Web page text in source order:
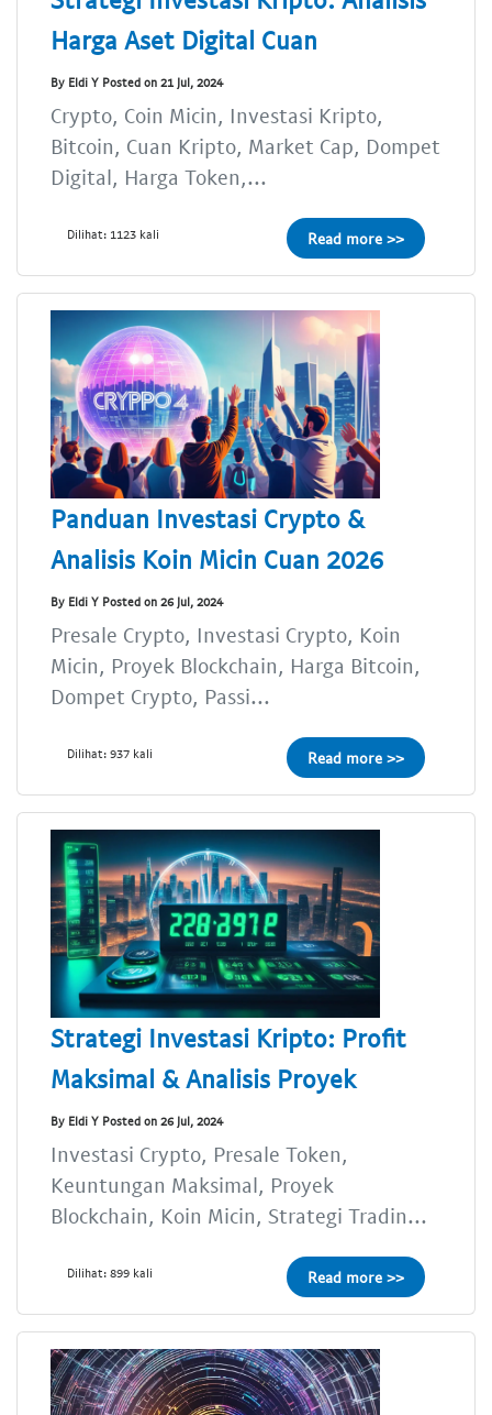
Harga Aset Digital Cuan
By Eldi Y Posted on 21 Jul, 2024
Crypto, Coin Micin, Investasi Kripto,
Bitcoin, Cuan Kripto, Market Cap, Dompet
Digital, Harga Token,...
Dilihat: 1123 kali Read more >>
Panduan Investasi Crypto &
Analisis Koin Micin Cuan 2026
By Eldi Y Posted on 26 Jul, 2024
Presale Crypto, Investasi Crypto, Koin
Micin, Proyek Blockchain, Harga Bitcoin,
Dompet Crypto, Passi...
Dilihat: 937 kali Read more >>
Strategi Investasi Kripto: Profit
Maksimal & Analisis Proyek
By Eldi Y Posted on 26 Jul, 2024
Investasi Crypto, Presale Token,
Keuntungan Maksimal, Proyek
Blockchain, Koin Micin, Strategi Tradin...
Dilihat: 899 kali Read more >>